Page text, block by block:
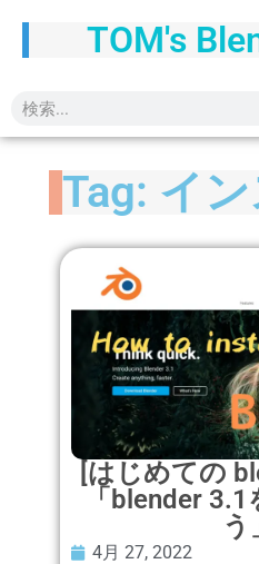
TOM's
Tag: イ
[はじめての
「blender
う
4月 27, 2022